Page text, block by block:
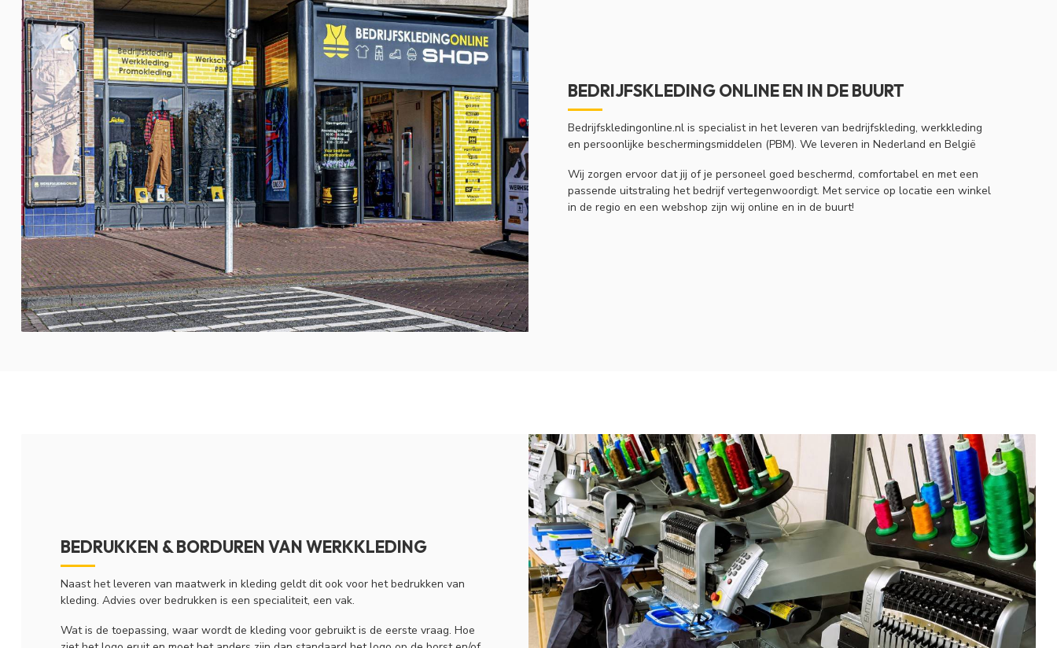
BEDRIJFSKLEDING ONLINE EN IN DE BUURT
Bedrijfskledingonline.nl is specialist in het leveren van bedrijfskleding, werkkleding
en persoonlijke beschermingsmiddelen (PBM). We leveren in Nederland en België
Wij zorgen ervoor dat jij of je personeel goed beschermd, comfortabel en met een
passende uitstraling het bedrijf vertegenwoordigt. Met service op locatie een winkel
in de regio en een webshop zijn wij online en in de buurt!
BEDRUKKEN & BORDUREN VAN WERKKLEDING
Naast het leveren van maatwerk in kleding geldt dit ook voor het bedrukken van
kleding. Advies over bedrukken is een specialiteit, een vak.
Wat is de toepassing, waar wordt de kleding voor gebruikt is de eerste vraag. Hoe